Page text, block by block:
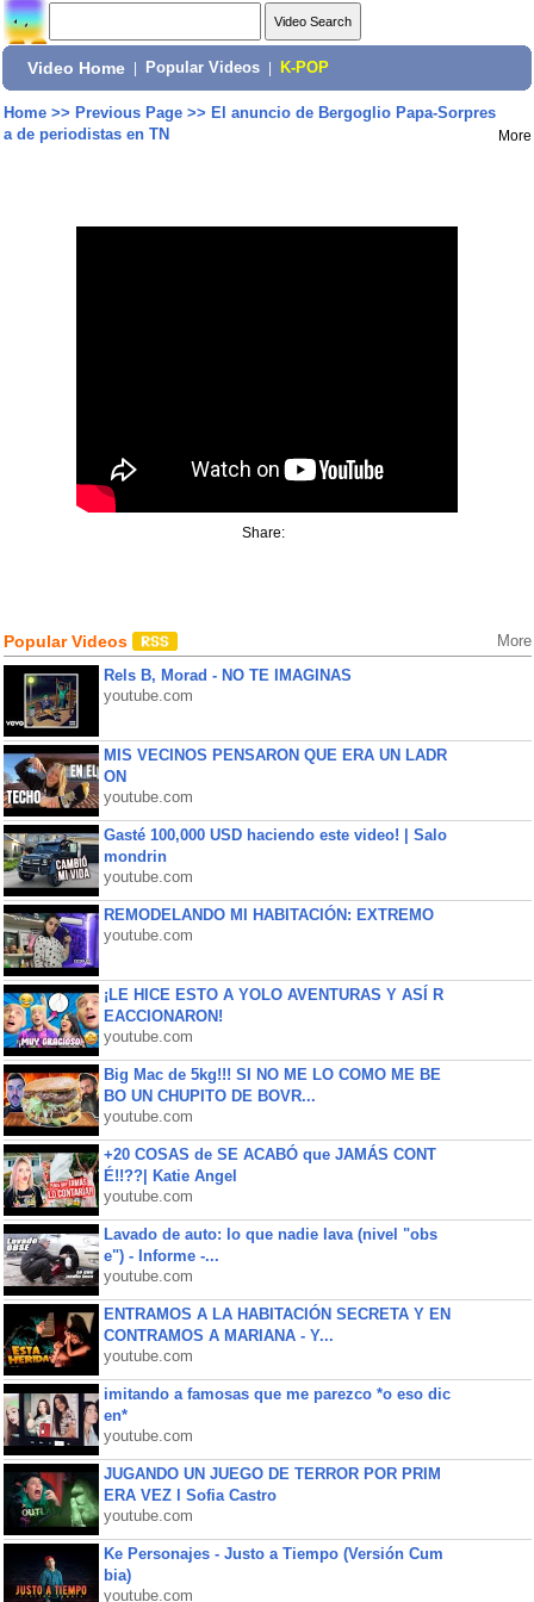
Video Home Popular Videos K-POP
Home>> Previous Page>> El anuncio de Bergoglio Papa-Sorpres
a de periodistas en TN
More
Share:
Popular Videos More
Rels B, Morad - NO TE IMAGINAS
youtube.com
MIS VECINOS PENSARON QUE ERA UN LADR
ON
youtube.com
Gasté 100,000 USD haciendo este video! | Salo
mondrin
youtube.com
REMODELANDO MI HABITACIÓN: EXTREMO
youtube.com
¡LE HICE ESTO A YOLO AVENTURAS Y ASÍ R
EACCIONARON!
youtube.com
Big Mac de 5kg!!! SI NO ME LO COMO ME BE
BO UN CHUPITO DE BOVR...
youtube.com
+20 COSAS de SE ACABÓ que JAMÁS CONT
É!!??| Katie Angel
youtube.com
Lavado de auto: lo que nadie lava (nivel "obs
e") - Informe -...
youtube.com
ENTRAMOS A LA HABITACIÓN SECRETA Y EN
CONTRAMOS A MARIANA - Y...
youtube.com
imitando a famosas que me parezco *o eso dic
en*
youtube.com
JUGANDO UN JUEGO DE TERROR POR PRIM
ERA VEZ l Sofia Castro
youtube.com
Ke Personajes - Justo a Tiempo (Versión Cum
bia)
youtube.com